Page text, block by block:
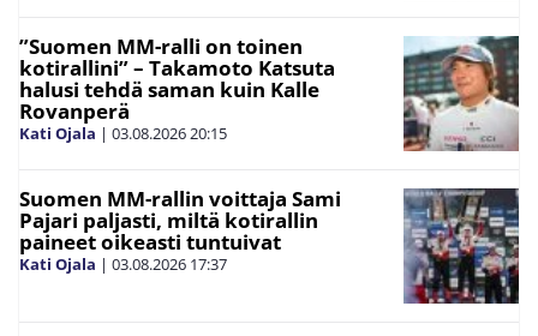
”Suomen MM-ralli on toinen
kotirallini” – Takamoto Katsuta
halusi tehdä saman kuin Kalle
Rovanperä
Kati Ojala | 03.08.202620:15
Suomen MM-rallin voittaja Sami
Pajari paljasti, miltä kotirallin
paineet oikeasti tuntuivat
Kati Ojala | 03.08.2026 17:37